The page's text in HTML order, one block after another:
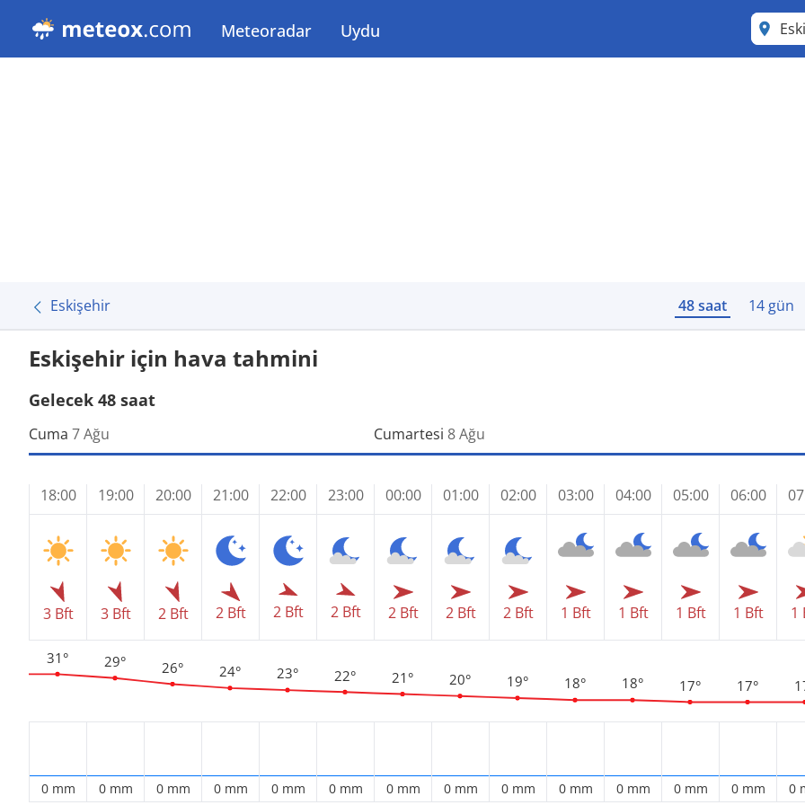
Meteoradar Uydu
Eskişehir 48 saat 14 gün
Eskişehir için hava tahmini
Gelecek 48 saat
Cuma 7 Ağu
18:00
3 Bft
31°
0 mm
19:00
3 Bft
29°
0 mm
20:00
2 Bft
26°
0 mm
21:00
2 Bft
24°
0 mm
22:00
2 Bft
23°
0 mm
23:00
2 Bft
22°
0 mm
Cumartesi 8 Ağu
00:00
2 Bft
21°
0 mm
01:00
2 Bft
20°
0 mm
02:00
2 Bft
19°
0 mm
03:00
1 Bft
18°
0 mm
04:00
1 Bft
18°
0 mm
05:00
1 Bft
17°
0 mm
06:00
1 Bft
17°
0 mm
1
0